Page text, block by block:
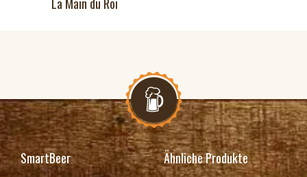
SmartBeer
Ähnliche Produkte